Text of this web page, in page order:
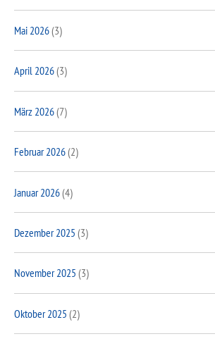
Mai 2026(3)
April 2026(3)
März 2026(7)
Februar 2026(2)
Januar 2026(4)
Dezember 2025 (3)
November 2025 (3)
Oktober 2025 (2)